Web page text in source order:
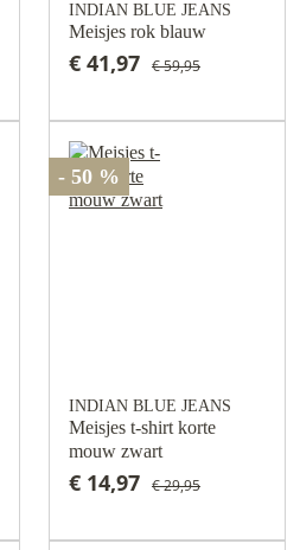
INDIAN BLUE JEANS
Meisjes rok blauw
€ 41,97 € 59,95
- 50 %
INDIAN BLUE JEANS
Meisjes t-shirt korte
mouw zwart
€ 14,97 € 29,95